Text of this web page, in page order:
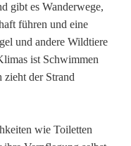
gibt es Wanderwege,
führen und eine
und andere Wildtiere
ist Schwimmen
zieht der Strand
wie Toiletten